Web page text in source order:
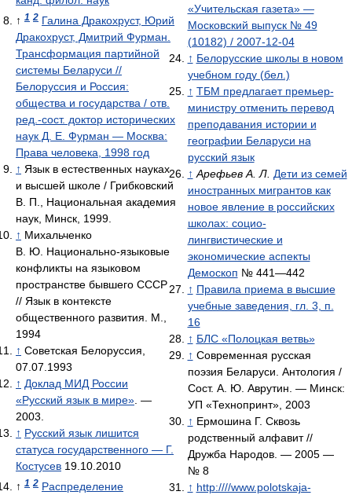
↑ 1 2 Галина Дракохруст, Юрий
Дракохруст, Дмитрий Фурман.
Трансформация партийной
системы Беларуси //
Белоруссия и Россия:
общества и государства / отв.
ред.-сост. доктор исторических
наук Д. Е. Фурман — Москва:
Права человека, 1998 год
↑ Язык в естественных науках
и высшей школе / Грибковский
В. П., Национальная академия
наук, Минск, 1999.
↑ Михальченко
В. Ю. Национально-языковые
конфликты на языковом
пространстве бывшего СССР
// Язык в контексте
общественного развития. М.,
1994
↑ Советская Белоруссия,
07.07.1993
↑ Доклад МИД России
«Русский язык в мире». —
2003.
↑ Русский язык лишится
статуса государственного — Г.
Костусев 19.10.2010
↑ 1 2 Распределение
«Учительская газета» —
Московский выпуск № 49
(10182) / 2007-12-04
↑ Белорусские школы в новом
учебном году (бел.)
↑ ТБМ предлагает премьер-
министру отменить перевод
преподавания истории и
географии Беларуси на
русский язык
↑ Арефьев А. Л. Дети из семей
иностранных мигрантов как
новое явление в российских
школах: социо-
лингвистические и
экономические аспекты
Демоскоп № 441—442
↑ Правила приема в высшие
учебные заведения, гл. 3, п.
16
↑ БЛС «Полоцкая ветвь»
↑ Современная русская
поэзия Беларуси. Антология /
Сост. А. Ю. Аврутин. — Минск:
УП «Технопринт», 2003
↑ Ермошина Г. Сквозь
родственный алфавит //
Дружба Народов. — 2005 —
№ 8
↑ http:////www.polotskaja-